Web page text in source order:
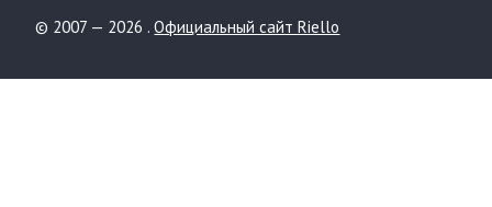
© 2007 — 2026 .Официальный сайт Riello